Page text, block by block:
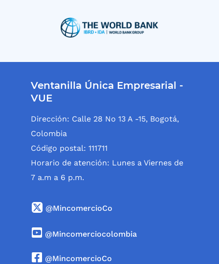
Ventanilla Única Empresarial -
VUE
Dirección: Calle 28 No 13 A -15, Bogotá,
Colombia
Código postal: 111711
Horario de atención: Lunes a Viernes de
7 a.m a 6 p.m.
@MincomercioCo
@Mincomerciocolombia
@MincomercioCo